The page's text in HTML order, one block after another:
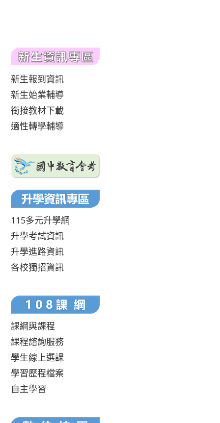
新生報到資訊
新生始業輔導
銜接教材下載
適性轉學輔導
115多元升學網
升學考試資訊
升學進路資訊
各校獨招資訊
課綱與課程
課程諮詢服務
學生線上選課
學習歷程檔案
自主學習